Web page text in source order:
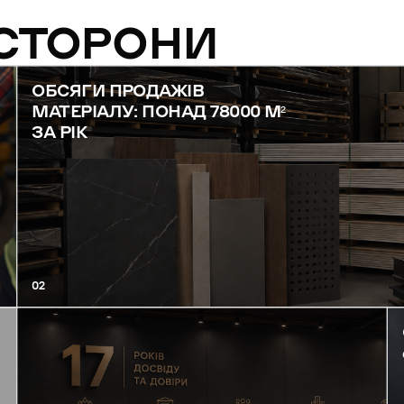
ОБСЯГИ ПРОДАЖІВ
МАТЕРІАЛУ: ПОНАД 78000 М²
ЗА РІК
02